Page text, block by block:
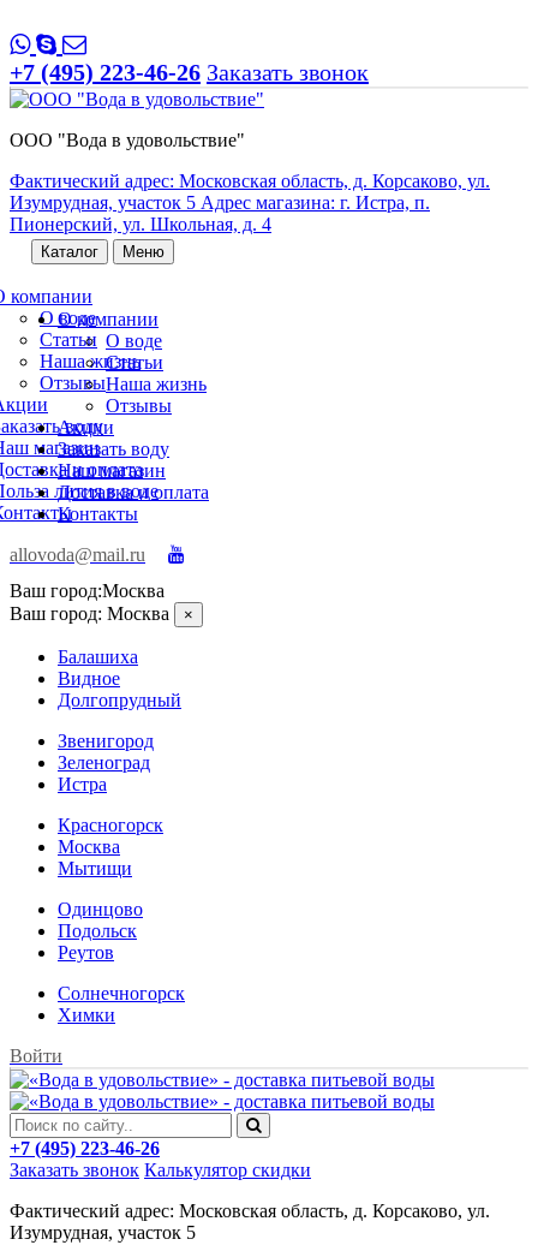
+7 (495) 223-46-26 Заказать звонок
ООО "Вода в удовольствие"
Фактический адрес: Московская область, д. Корсаково, ул.
Изумрудная, участок 5 Адрес магазина: г. Истра, п.
Пионерский, ул. Школьная, д. 4
Каталог Меню
компании
О воде
Статьи
Наша жизнь
Отзывы
воду
магазин
и оплата
лития в воде
О компании
О воде
Статьи
Наша жизнь
Отзывы
Акции
Заказать воду
Наш магазин
Доставка и оплата
Контакты
allovoda@mail.ru
Ваш город:Москва
Ваш город: Москва ×
Балашиха
Видное
Долгопрудный
Звенигород
Зеленоград
Истра
Красногорск
Москва
Мытищи
Одинцово
Подольск
Реутов
Солнечногорск
Химки
Войти
+7 (495) 223-46-26
Заказать звонок Калькулятор скидки
Фактический адрес: Московская область, д. Корсаково, ул.
Изумрудная, участок 5